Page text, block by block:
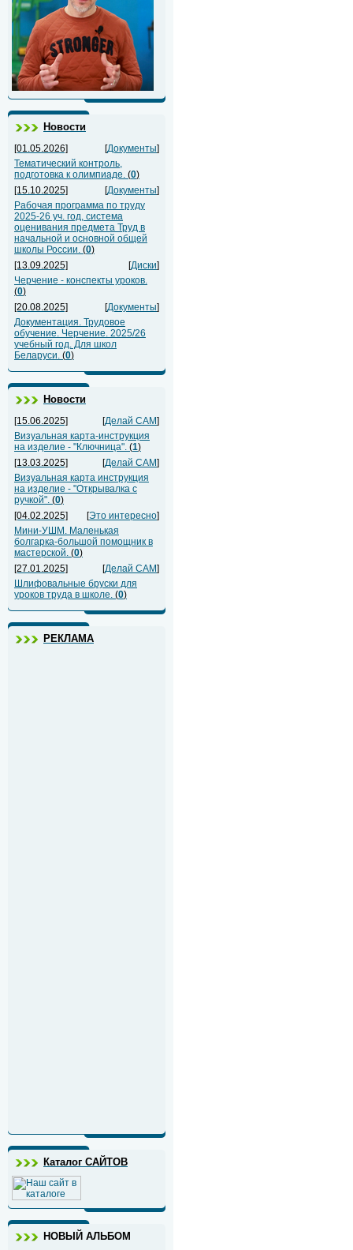
Новости
[01.05.2026] [Документы]
Тематический контроль,
подготовка к олимпиаде. (0)
[15.10.2025]
[Документы]
Рабочая программа по труду
2025-26 уч. год, система
оценивания предмета Труд в
начальной и основной общей
школы России. (0)
[13.09.2025]
[Диски]
Черчение - конспекты уроков.
(0)
[20.08.2025]
[Документы]
Документация. Трудовое
обучение. Черчение. 2025/26
учебный год. Для школ
Беларуси. (0)
Новости
[15.06.2025] [Делай САМ]
Визуальная карта-инструкция
на изделие - "Ключница". (1)
[13.03.2025]
[Делай САМ]
Визуальная карта инструкция
на изделие - "Открывалка с
ручкой". (0)
[04.02.2025]
[Это интересно]
Мини-УШМ. Маленькая
болгарка-большой помощник в
мастерской. (0)
[27.01.2025]
[Делай САМ]
Шлифовальные бруски для
уроков труда в школе. (0)
РЕКЛАМА
Каталог САЙТОВ
НОВЫЙ АЛЬБОМ